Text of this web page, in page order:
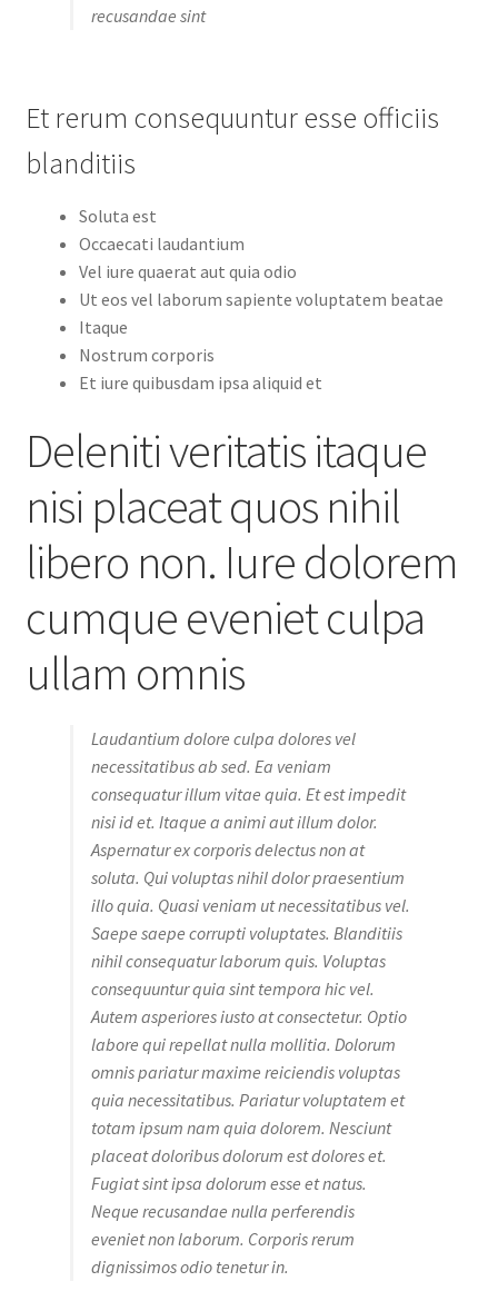
recusandae sint
Et rerum consequuntur esse officiis
blanditiis
Soluta est
Occaecati laudantium
Vel iure quaerat aut quia odio
Ut eos vel laborum sapiente voluptatem beatae
Itaque
Nostrum corporis
Et iure quibusdam ipsa aliquid et
Deleniti veritatis itaque
nisi placeat quos nihil
libero non. Iure dolorem
cumque eveniet culpa
ullam omnis
Laudantium dolore culpa dolores vel
necessitatibus ab sed. Ea veniam
consequatur illum vitae quia. Et est impedit
nisi id et. Itaque a animi aut illum dolor.
Aspernatur ex corporis delectus non at
soluta. Qui voluptas nihil dolor praesentium
illo quia. Quasi veniam ut necessitatibus vel.
Saepe saepe corrupti voluptates. Blanditiis
nihil consequatur laborum quis. Voluptas
consequuntur quia sint tempora hic vel.
Autem asperiores iusto at consectetur. Optio
labore qui repellat nulla mollitia. Dolorum
omnis pariatur maxime reiciendis voluptas
quia necessitatibus. Pariatur voluptatem et
totam ipsum nam quia dolorem. Nesciunt
placeat doloribus dolorum est dolores et.
Fugiat sint ipsa dolorum esse et natus.
Neque recusandae nulla perferendis
eveniet non laborum. Corporis rerum
dignissimos odio tenetur in.